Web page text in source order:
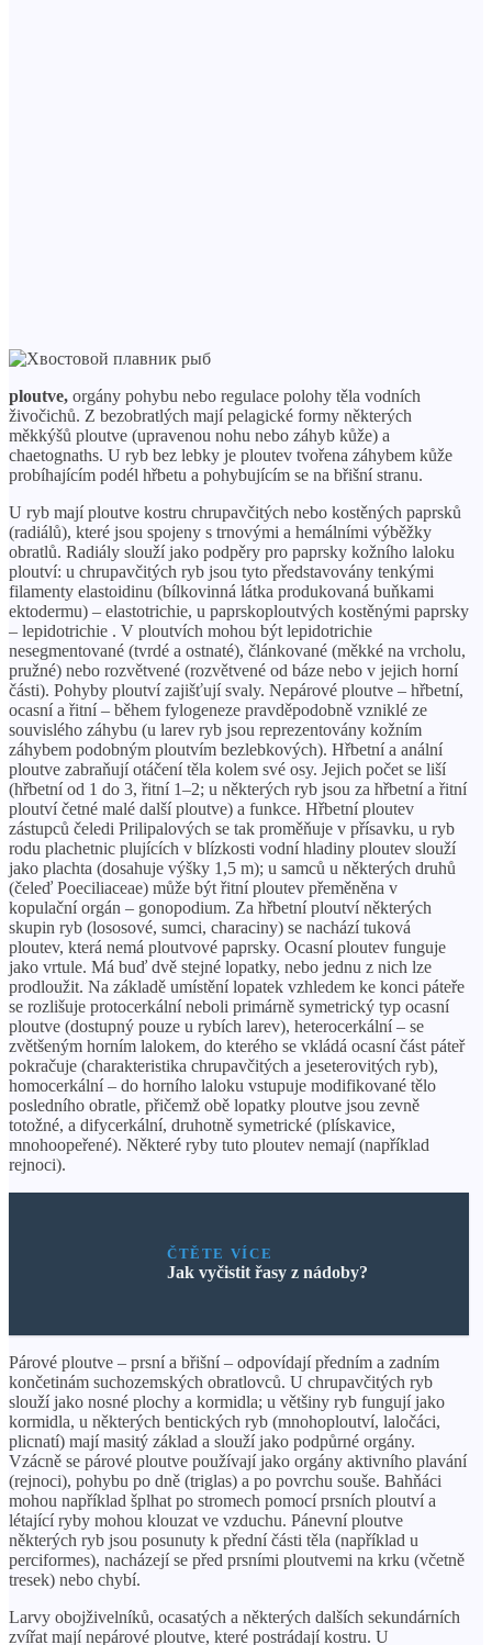
ploutve, orgány pohybu nebo regulace polohy těla vodních
živočichů. Z bezobratlých mají pelagické formy některých
měkkýšů ploutve (upravenou nohu nebo záhyb kůže) a
chaetognaths. U ryb bez lebky je ploutev tvořena záhybem kůže
probíhajícím podél hřbetu a pohybujícím se na břišní stranu.
U ryb mají ploutve kostru chrupavčitých nebo kostěných paprsků
(radiálů), které jsou spojeny s trnovými a hemálními výběžky
obratlů. Radiály slouží jako podpěry pro paprsky kožního laloku
ploutví: u chrupavčitých ryb jsou tyto představovány tenkými
filamenty elastoidinu (bílkovinná látka produkovaná buňkami
ektodermu) – elastotrichie, u paprskoploutvých kostěnými paprsky
– lepidotrichie . V ploutvích mohou být lepidotrichie
nesegmentované (tvrdé a ostnaté), článkované (měkké na vrcholu,
pružné) nebo rozvětvené (rozvětvené od báze nebo v jejich horní
části). Pohyby ploutví zajišťují svaly. Nepárové ploutve – hřbetní,
ocasní a řitní – během fylogeneze pravděpodobně vzniklé ze
souvislého záhybu (u larev ryb jsou reprezentovány kožním
záhybem podobným ploutvím bezlebkových). Hřbetní a anální
ploutve zabraňují otáčení těla kolem své osy. Jejich počet se liší
(hřbetní od 1 do 3, řitní 1–2; u některých ryb jsou za hřbetní a řitní
ploutví četné malé další ploutve) a funkce. Hřbetní ploutev
zástupců čeledi Prilipalových se tak proměňuje v přísavku, u ryb
rodu plachetnic plujících v blízkosti vodní hladiny ploutev slouží
jako plachta (dosahuje výšky 1,5 m); u samců u některých druhů
(čeleď Poeciliaceae) může být řitní ploutev přeměněna v
kopulační orgán – gonopodium. Za hřbetní ploutví některých
skupin ryb (lososové, sumci, characiny) se nachází tuková
ploutev, která nemá ploutvové paprsky. Ocasní ploutev funguje
jako vrtule. Má buď dvě stejné lopatky, nebo jednu z nich lze
prodloužit. Na základě umístění lopatek vzhledem ke konci páteře
se rozlišuje protocerkální neboli primárně symetrický typ ocasní
ploutve (dostupný pouze u rybích larev), heterocerkální – se
zvětšeným horním lalokem, do kterého se vkládá ocasní část páteř
pokračuje (charakteristika chrupavčitých a jeseterovitých ryb),
homocerkální – do horního laloku vstupuje modifikované tělo
posledního obratle, přičemž obě lopatky ploutve jsou zevně
totožné, a difycerkální, druhotně symetrické (plískavice,
mnohoopeřené). Některé ryby tuto ploutev nemají (například
rejnoci).
ČTĚTE VÍCE
Jak vyčistit řasy z nádoby?
Párové ploutve – prsní a břišní – odpovídají předním a zadním
končetinám suchozemských obratlovců. U chrupavčitých ryb
slouží jako nosné plochy a kormidla; u většiny ryb fungují jako
kormidla, u některých bentických ryb (mnohoploutví, laločáci,
plicnatí) mají masitý základ a slouží jako podpůrné orgány.
Vzácně se párové ploutve používají jako orgány aktivního plavání
(rejnoci), pohybu po dně (triglas) a po povrchu souše. Bahňáci
mohou například šplhat po stromech pomocí prsních ploutví a
létající ryby mohou klouzat ve vzduchu. Pánevní ploutve
některých ryb jsou posunuty k přední části těla (například u
perciformes), nacházejí se před prsními ploutvemi na krku (včetně
tresek) nebo chybí.
Larvy obojživelníků, ocasatých a některých dalších sekundárních
zvířat mají nepárové ploutve, které postrádají kostru. U